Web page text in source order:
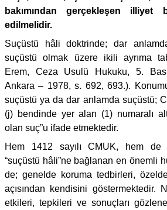
bakımından gerçekleşen illiyet
edilmelidir.
Suçüstü hâli doktrinde; dar
suçüstü olmak üzere ikili ayrıma
Erem, Ceza Usulü Hukuku, 5.
Ankara – 1978, s. 692, 693.).
suçüstü ya da dar anlamda suçüstü;
(j) bendinde yer alan (1) numaralı
olan suç”u ifade etmektedir.
Hem 1412 sayılı CMUK, hem de
“suçüstü hâli”ne bağlanan en önemli
de; genelde koruma tedbirleri,
açısından kendisini göstermektedir.
etkileri, tepkileri ve sonuçları